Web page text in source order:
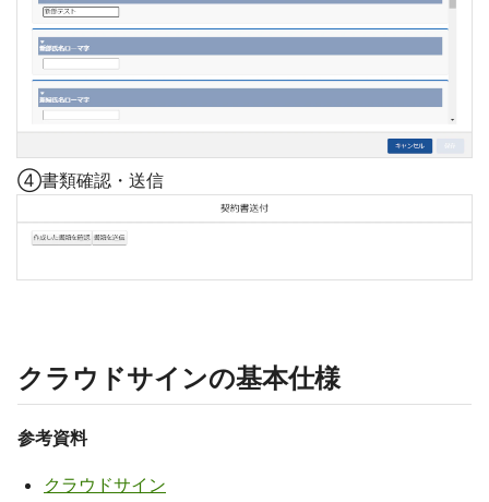
④書類確認・送信
クラウドサインの基本仕様
参考資料
クラウドサイン